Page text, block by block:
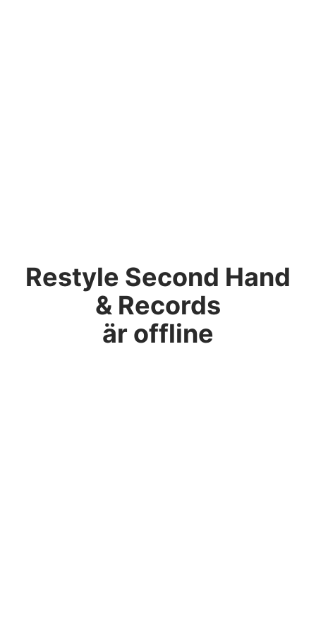
Restyle Second Hand
& Records
är offline